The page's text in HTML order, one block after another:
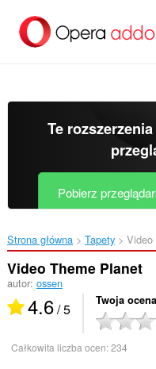
treści
Te
Pobierz
Strona główna Tapety Video
Video Theme Planet
autor: ossen
4.6/ 5 Twoja ocena
Całkowita liczba ocen:234